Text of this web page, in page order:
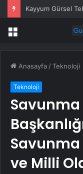
Menü
Anasayfa /Teknoloji
Teknoloji
Savunma
ve Milli